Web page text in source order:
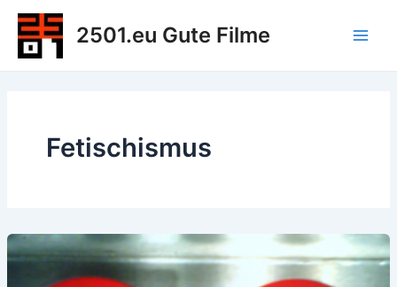
Zum
Inhalt
springen
2501.eu Gute Filme
Fetischismus